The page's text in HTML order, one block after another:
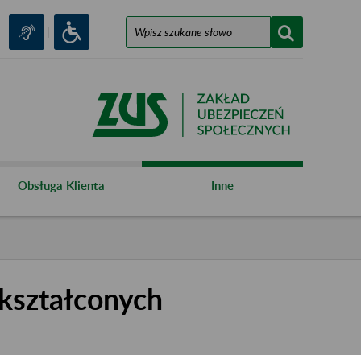
Obsługa Klienta Inne